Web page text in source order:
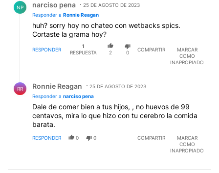
NP narciso pena
25 DE AGOSTO DE 2023
Responder a Ronnie Reagan
huh? sorry hoy no chateo con wetbacks spics.
Cortaste la grama hoy?
RESPONDER
1
RESPUESTA
2 0
COMPARTIR
MARCAR
COMO
INAPROPIADO
RR Ronnie Reagan
25 DE AGOSTO DE 2023
Responder a narciso pena
Dale de comer bien a tus hijos, , no huevos de 99
centavos, mira lo que hizo con tu cerebro la comida
barata.
RESPONDER 0 0 COMPARTIR
MARCAR
COMO
INAPROPIADO